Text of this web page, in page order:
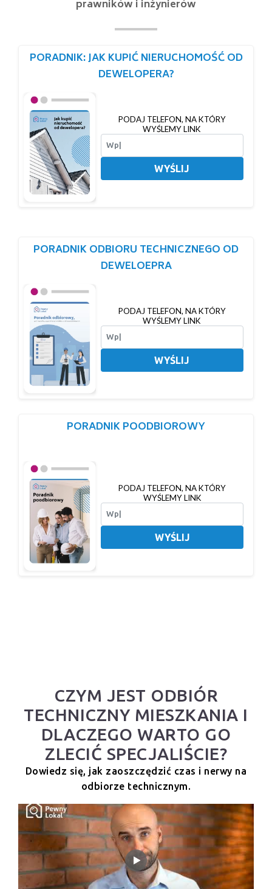
prawników i inżynierów
PORADNIK: JAK KUPIĆ NIERUCHOMOŚĆ OD
DEWELOPERA?
PODAJ TELEFON, NA KTÓRY
WYŚLEMY LINK
WYŚLIJ
PORADNIK ODBIORU TECHNICZNEGO OD
DEWELOEPRA
PODAJ TELEFON, NA KTÓRY
WYŚLEMY LINK
WYŚLIJ
PORADNIK POODBIOROWY
PODAJ TELEFON, NA KTÓRY
WYŚLEMY LINK
WYŚLIJ
CZYM JEST ODBIÓR
TECHNICZNY MIESZKANIA I
DLACZEGO WARTO GO
ZLECIĆ SPECJALIŚCIE?
Dowiedz się, jak zaoszczędzić czas i nerwy na
odbiorze technicznym.